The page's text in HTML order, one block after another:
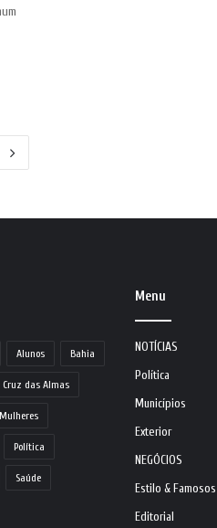
Alunos Bahia
Cruz das Almas
Mulheres
Política
Saúde
Menu
NOTÍCIAS
Política
Municípios
Exterior
NEGÓCIOS
Estilo & Famosos
Editorial